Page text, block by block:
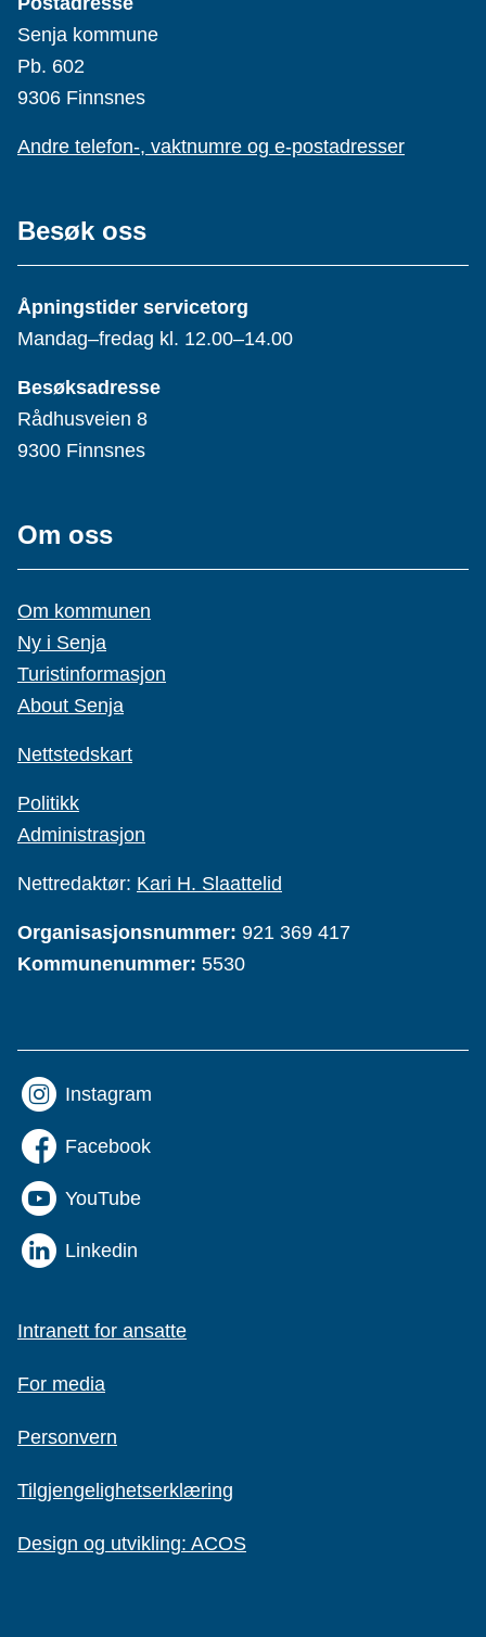
Senja kommune
Pb. 602
9306 Finnsnes
Andre telefon-, vaktnumre og e-postadresser
Besøk oss
Åpningstider servicetorg
Mandag–fredag kl. 12.00–14.00
Besøksadresse
Rådhusveien 8
9300 Finnsnes
Om oss
Om kommunen
Ny i Senja
Turistinformasjon
About Senja
Nettstedskart
Politikk
Administrasjon
Nettredaktør: Kari H. Slaattelid
Organisasjonsnummer: 921 369 417
Kommunenummer: 5530
Instagram
Facebook
YouTube
Linkedin
Intranett for ansatte
For media
Personvern
Tilgjengelighetserklæring
Design og utvikling: ACOS